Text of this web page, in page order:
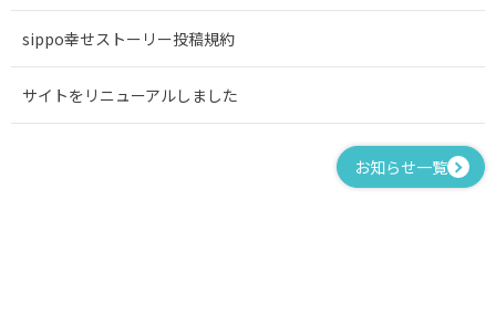
sippo幸せストーリー投稿規約
サイトをリニューアルしました
お知らせ一覧